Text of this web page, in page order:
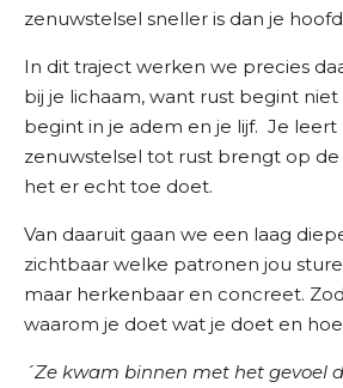
zenuwstelsel sneller is dan je
In dit traject werken we precies
bij je lichaam, want rust begint
begint in je adem en je lijf. Je leert
zenuwstelsel tot rust brengt op
het er echt toe doet.
Van daaruit gaan we een laag
zichtbaar welke patronen jou
maar herkenbaar en concreet.
waarom je doet wat je doet en
´Ze kwam binnen met het gevoel